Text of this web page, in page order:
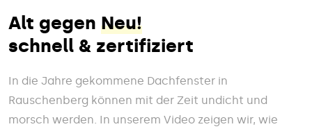
Alt gegen Neu!
schnell & zertifiziert
In die Jahre gekommene Dachfenster in
Rauschenberg können mit der Zeit undicht und
morsch werden. In unserem Video zeigen wir, wie